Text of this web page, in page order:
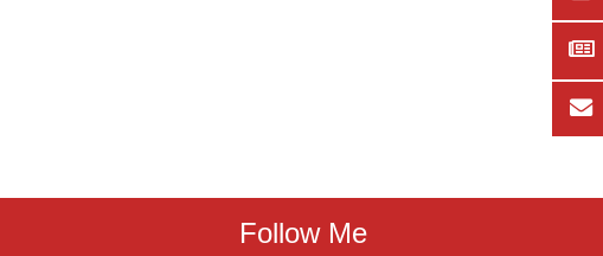
Follow Me